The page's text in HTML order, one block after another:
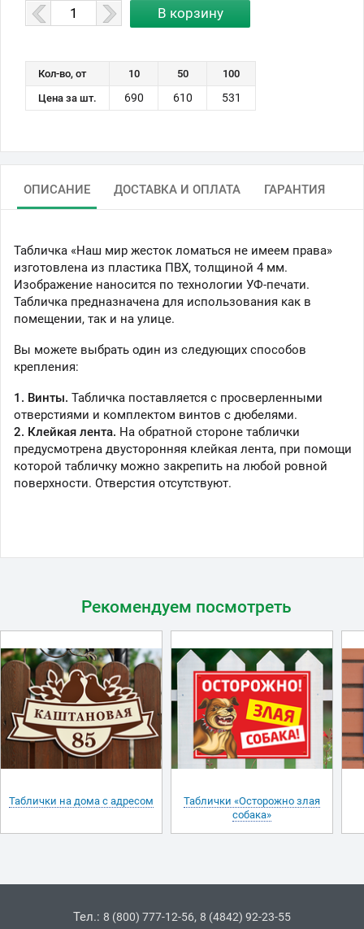
Кол-во, от 10 50
100
Цена за шт.
690 610 531
ОПИСАНИЕ ДОСТАВКА И ОПЛАТА ГАРАНТИЯ
Табличка «Наш мир жесток ломаться не имеем права»
изготовлена из пластика ПВХ, толщиной 4 мм.
Изображение наносится по технологии УФ-печати.
Табличка предназначена для использования как в
помещении, так и на улице.
Вы можете выбрать один из следующих способов
крепления:
1. Винты. Табличка поставляется с просверленными
отверстиями и комплектом винтов с дюбелями.
2. Клейкая лента. На обратной стороне таблички
предусмотрена двусторонняя клейкая лента, при помощи
которой табличку можно закрепить на любой ровной
поверхности. Отверстия отсутствуют.
Рекомендуем посмотреть
Таблички на дома с адресом
Таблички «Осторожно злая
собака»
Тел.: 8 (800) 777-12-56, 8 (4842) 92-23-55